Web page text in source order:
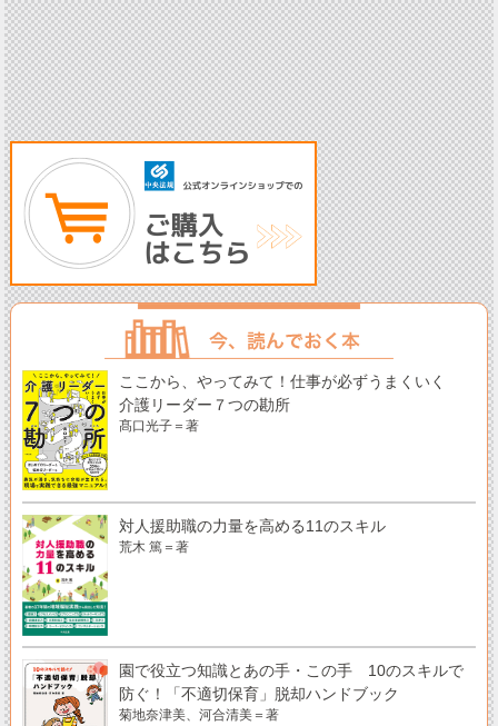
ここから、やってみて！仕事が必ずうまくいく
介護リーダー７つの勘所
髙口光子＝著
対人援助職の力量を高める11のスキル
荒木 篤＝著
園で役立つ知識とあの手・この手 10のスキルで
防ぐ！「不適切保育」脱却ハンドブック
菊地奈津美、河合清美＝著